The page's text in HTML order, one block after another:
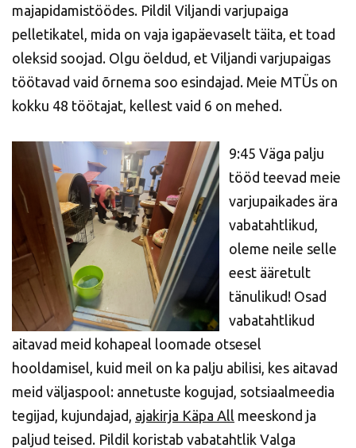
majapidamistöödes. Pildil Viljandi varjupaiga
pelletikatel, mida on vaja igapäevaselt täita, et toad
oleksid soojad. Olgu öeldud, et Viljandi varjupaigas
töötavad vaid õrnema soo esindajad. Meie MTÜs on
kokku 48 töötajat, kellest vaid 6 on mehed.
9:45 Väga palju
tööd teevad meie
varjupaikades ära
vabatahtlikud,
oleme neile selle
eest ääretult
tänulikud! Osad
vabatahtlikud
aitavad meid kohapeal loomade otsesel
hooldamisel, kuid meil on ka palju abilisi, kes aitavad
meid väljaspool: annetuste kogujad, sotsiaalmeedia
tegijad, kujundajad, ajakirja Käpa All meeskond ja
paljud teised. Pildil koristab vabatahtlik Valga